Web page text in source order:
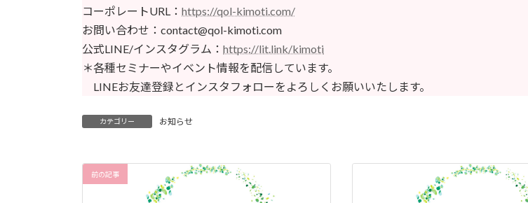
コーポレートURL： https://qol-kimoti.com/
お問い合わせ：contact@qol-kimoti.com
公式LINE/インスタグラム： https://lit.link/kimoti
＊各種セミナーやイベント情報を配信しています。
LINEお友達登録とインスタフォローをよろしくお願いいたします。
カテゴリー お知らせ
前の記事